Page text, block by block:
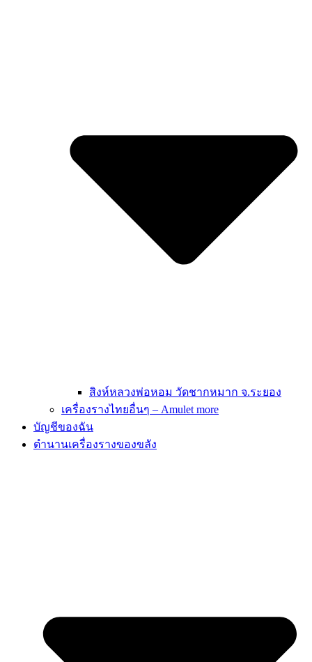
สิงห์หลวงพ่อหอม วัดชากหมาก จ.ระยอง
เครื่องรางไทยอื่นๆ – Amulet more
บัญชีของฉัน
ตำนานเครื่องรางของขลัง